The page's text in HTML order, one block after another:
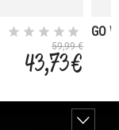
59,99 €
43,73 €
GO